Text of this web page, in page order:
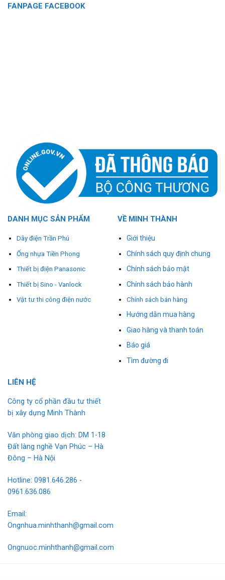
FANPAGE FACEBOOK
DANH MỤC SẢN PHẨM
Dây điện Trần Phú
Ống nhựa Tiền Phong
Thiết bị điện Panasonic
Thiết bị Sino - Vanlock
Vật tư thi công điện nước
VỀ MINH THÀNH
Giới thiệu
Chính sách quy định chung
Chính sách bảo mật
Chính sách bảo hành
Chính sách bán hàng
Hướng dẫn mua hàng
Giao hàng và thanh toán
Báo giá
Tìm đường đi
L ÊN HỆ
Công ty cổ phần đầu tư thiết
bị xây dựng Minh Thành
Văn phòng giao dịch: DM 1-18
Đất làng nghề Vạn Phúc – Hà
Đông – Hà Nội
Hotline: 0981.646.286 -
0961.636.086
Email:
Ongnhua.minhthanh@gmail.com
Ongnuoc.minhthanh@gmail.com